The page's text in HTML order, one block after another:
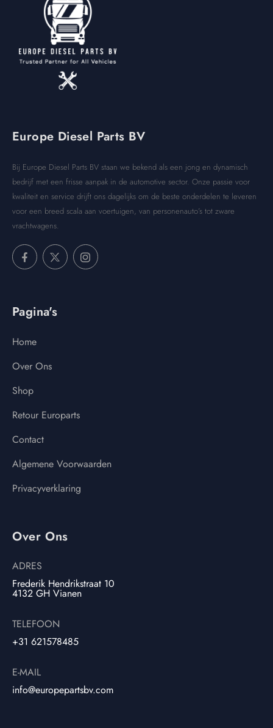
Europe Diesel Parts BV
Bij Europe Diesel Parts BV staan we bekend als een jong en dynamisch
bedrijf met een frisse aanpak in de automotive sector. Onze passie voor
kwaliteit en service drijft ons dagelijks om de beste onderdelen te leveren
voor een breed scala aan voertuigen, van personenauto’s tot zware
vrachtwagens.
Pagina's
Home
Over Ons
Shop
Retour Europarts
Contact
Algemene Voorwaarden
Privacyverklaring
Over Ons
ADRES
Frederik Hendrikstraat 10
4132 GH Vianen
TELEFOON
+31 621578485
E-MAIL
info@europepartsbv.com